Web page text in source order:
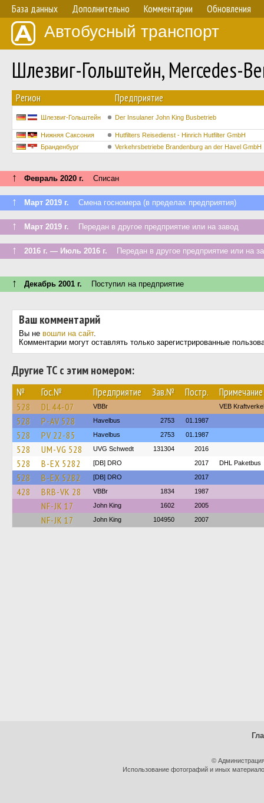
База данных Дополнительно Комментарии Обновления
Автобусный транспорт
Шлезвиг-Гольштейн, Mercedes-
Регион Предприятие
Шлезвиг-Гольштейн Der Insulaner John King Busbetrieb
Нижняя Саксония
Hutfilters Reisedienst - Hinrich Hutfilter GmbH
Бранденбург
Verkehrsbetriebe Brandenburg an der Havel GmbH
↑ Февраль 2020 г. Списан
↑ Март 2019 г. Смена госномера (в пределах предприятия)
↑ Март 2019 г. Передан в другое предприятие или на завод
↑ 2016 г. — Июль 2016 г. Передан в другое предприятие или на
↑ Декабрь 2001 г. Поступил на предприятие
Ваш комментарий
Вы не вошли на сайт.
Комментарии могут оставлять только зарегистрированные
Другие ТС с этим номером:
№ Гос.№ Предприятие Зав.№ Постр. Примечание
528 DL 44-07 VBBr VEB
528 P-AV 528 Havelbus 2753 01.1987
528 PV 22-85 Havelbus 2753 01.1987
528 UM-VG 528 UVG Schwedt 131304 2016
528 B-EX 5282 [DB] DRO 2017 DHL Paketbus
528 B-EX 5282 [DB] DRO 2017
428 BRB-VK 28 VBBr 1834 1987
NF-JK 17 John King 1602 2005
NF-JK 17 John King 104950 2007
©
Использование фотографий и иных